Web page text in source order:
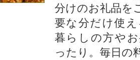
分けのお礼品を
要な分だけ使
暮らしの方や
ったり。毎日の